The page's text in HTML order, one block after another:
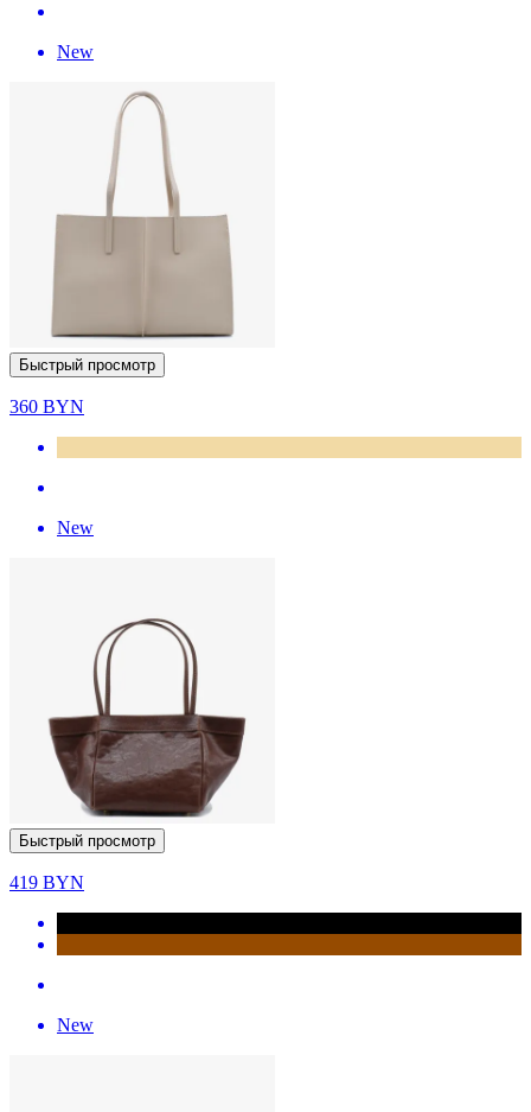
New
Быстрый просмотр
360 BYN
New
Быстрый просмотр
419 BYN
New